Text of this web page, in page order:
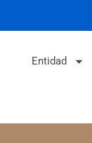
Entidad